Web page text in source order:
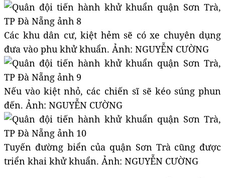
Các khu dân cư, kiệt hẻm sẽ có xe chuyên dụng
đưa vào phu khử khuẩn. Ảnh: NGUYỄN CƯỜNG
Nếu vào kiệt nhỏ, các chiến sĩ sẽ kéo súng phun
đến. Ảnh: NGUYỄN CƯỜNG
Tuyến đường biển của quận Sơn Trà cũng được
triển khai khử khuẩn. Ảnh: NGUYỄN CƯỜNG